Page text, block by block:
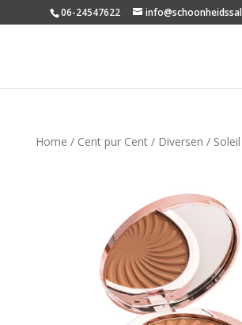
06-24547622
Home / Cent pur Cent/ Diversen /